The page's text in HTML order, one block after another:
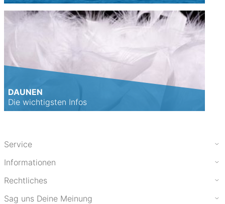
DAUNEN
Die wichtigsten Infos
Service
Informationen
Rechtliches
Sag uns Deine Meinung